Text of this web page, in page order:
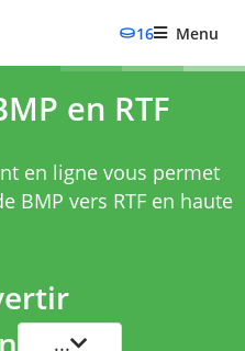
16 Menu
en RTF
en ligne vous permet
BMP vers RTF en haute
...